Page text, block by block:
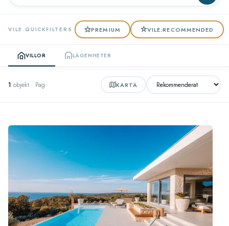
VILE.QUICKFILTERS PREMIUM VILE.RECOMMENDED
VILLOR LÄGENHETER
1 objekt · Pag KARTA